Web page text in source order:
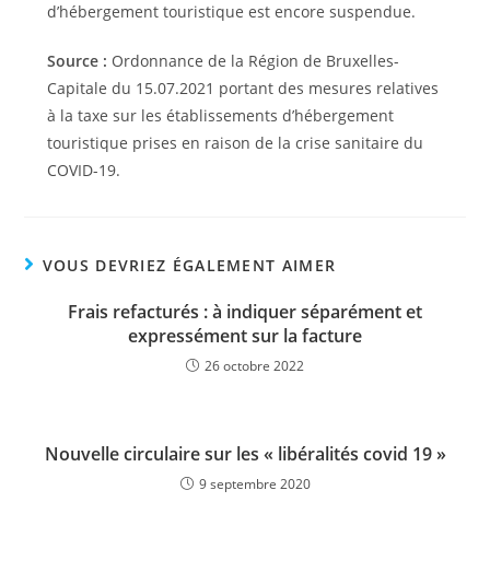
d’hébergement touristique est encore suspendue.
Source : Ordonnance de la Région de Bruxelles-
Capitale du 15.07.2021 portant des mesures relatives
à la taxe sur les établissements d’hébergement
touristique prises en raison de la crise sanitaire du
COVID-19.
VOUS DEVRIEZ ÉGALEMENT AIMER
Frais refacturés : à indiquer séparément et
expressément sur la facture
26 octobre 2022
Nouvelle circulaire sur les « libéralités covid 19 »
9 septembre 2020